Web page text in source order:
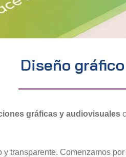
Diseño
gráficas y audiovisuales
transparente. Comenzamos